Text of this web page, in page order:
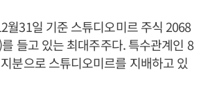
월31일 기준 스튜디오미르 주식 2068
들고 있는 최대주주다. 특수관계인 8
분으로 스튜디오미르를 지배하고 있